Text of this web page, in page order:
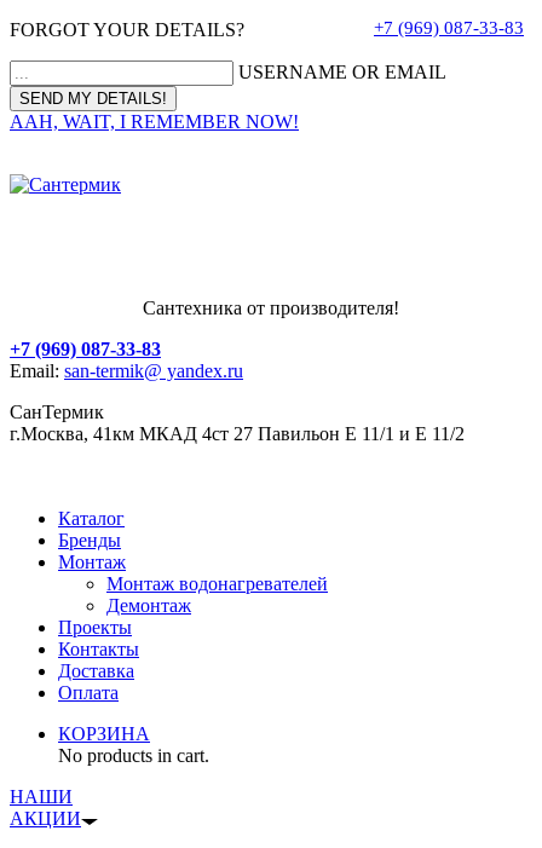
FORGOT YOUR DETAILS?
USERNAME OR EMAIL
AAH, WAIT, I REMEMBER NOW!
+7 (969) 087-33-83
Сантехника от производителя!
+7 (969) 087-33-83
Email: san-termik@ yandex.ru
СанТермик
г.Москва, 41км МКАД 4ст 27 Павильон Е 11/1 и Е 11/2
Каталог
Бренды
Монтаж
Монтаж водонагревателей
Демонтаж
Проекты
Контакты
Доставка
Оплата
КОРЗИНА
No products in cart.
НАШИ
АКЦИИ